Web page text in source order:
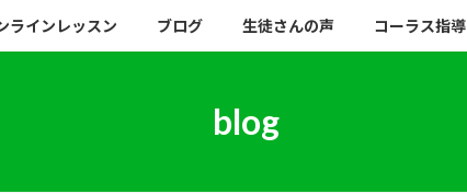
ラインレッスン ブログ 生徒さんの声 コーラス指導
blog